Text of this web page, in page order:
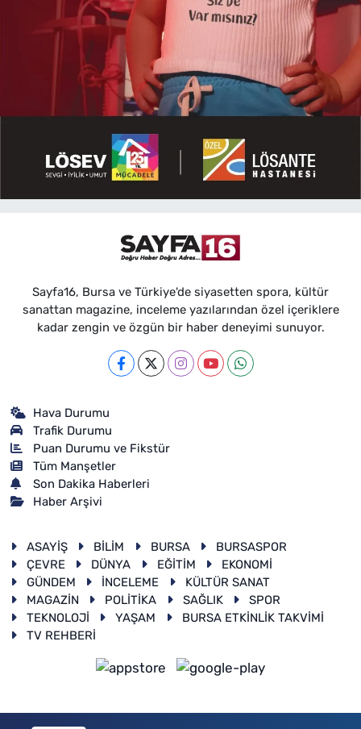
Sayfa16, Bursa ve Türkiye'de siyasetten spora, kültür
sanattan magazine, inceleme yazılarından özel içeriklere
kadar zengin ve özgün bir haber deneyimi sunuyor.
Hava Durumu
Trafik Durumu
Puan Durumu ve Fikstür
Tüm Manşetler
Son Dakika Haberleri
Haber Arşivi
ASAYİŞ BİLİM BURSA
BURSASPOR
ÇEVRE
DÜNYA EĞİTİM
EKONOMİ
GÜNDEM
İNCELEME
KÜLTÜR SANAT
MAGAZİN
POLİTİKA SAĞLIK
SPOR
TEKNOLOJİ
YAŞAM
BURSA ETKİNLİK TAKVİMİ
TV REHBERİ